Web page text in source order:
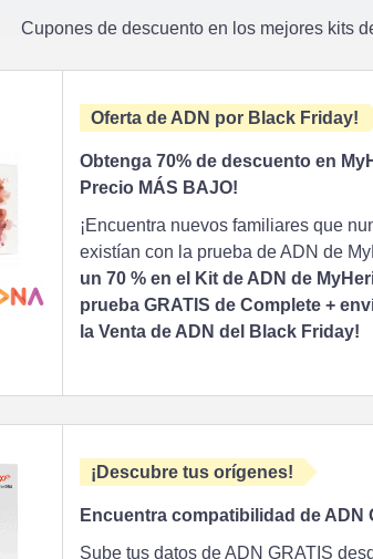
Cupones de descuento en los mejores kits
Oferta de ADN por Black Friday!
Obtenga70% de descuento en
Precio MÁS BAJO!
¡Encuentra nuevos familiares que
existían con la prueba de ADN de
un 70 % en el Kit de ADN de
prueba GRATIS de Complete +
la Venta de ADN del Black Friday!
¡Descubre tus orígenes!
Encuentra compatibilidad de ADN
Sube tus datos de ADN GRATIS